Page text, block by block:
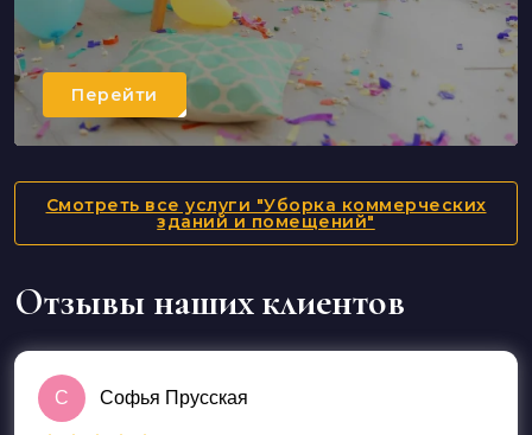
Перейти
Смотреть все услуги "Уборка коммерческих
зданий и помещений"
Отзывы наших клиентов
С Софья Прусская